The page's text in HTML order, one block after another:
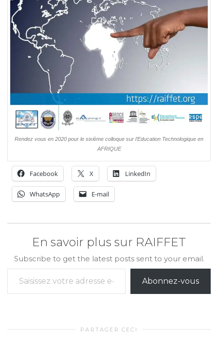
Rendez vous en 2020 pour le sixième colloque sur l’Education Technologique en
AFRIQUE
Facebook X LinkedIn
WhatsApp E-mail
En savoir plus sur RAIFFET
Subscribe to get the latest posts sent to your email.
Saisissez votre adresse e-mail…
Abonnez-vous
PARTAGER CECI